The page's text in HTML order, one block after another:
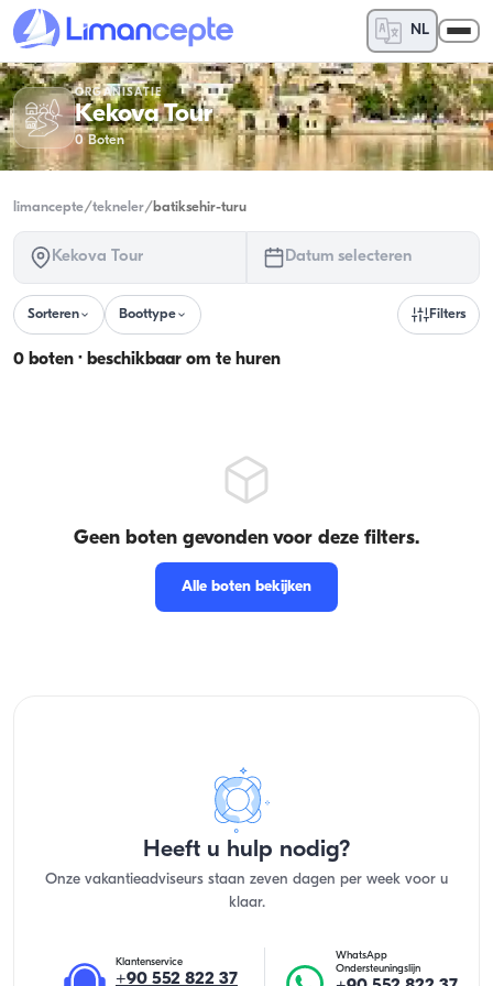
NL
ORGANISATIE
Kekova Tour
0 Boten
limancepte/tekneler/batiksehir-turu
Kekova Tour Datum selecteren
Sorteren Boottype Filters
0 boten · beschikbaar om te huren
Geen boten gevonden voor deze filters.
Alle boten bekijken
Heeft u hulp nodig?
Onze vakantieadviseurs staan zeven dagen per week voor u
klaar.
Klantenservice
+90 552 822 37
WhatsApp
Ondersteuningslijn